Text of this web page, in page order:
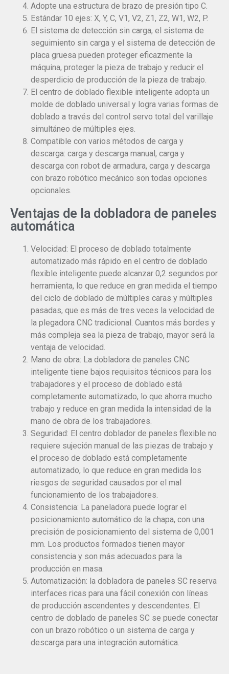
Adopte una estructura de brazo de presión tipo C.
Estándar 10 ejes: X, Y, C, V1, V2, Z1, Z2, W1, W2, P.
El sistema de detección sin carga, el sistema de
seguimiento sin carga y el sistema de detección de
placa gruesa pueden proteger eficazmente la
máquina, proteger la pieza de trabajo y reducir el
desperdicio de producción de la pieza de trabajo.
El centro de doblado flexible inteligente adopta un
molde de doblado universal y logra varias formas de
doblado a través del control servo total del varillaje
simultáneo de múltiples ejes.
Compatible con varios métodos de carga y
descarga: carga y descarga manual, carga y
descarga con robot de armadura, carga y descarga
con brazo robótico mecánico son todas opciones
opcionales.
Ventajas de la dobladora de paneles
automática
Velocidad: El proceso de doblado totalmente
automatizado más rápido en el centro de doblado
flexible inteligente puede alcanzar 0,2 segundos por
herramienta, lo que reduce en gran medida el tiempo
del ciclo de doblado de múltiples caras y múltiples
pasadas, que es más de tres veces la velocidad de
la plegadora CNC tradicional. Cuantos más bordes y
más compleja sea la pieza de trabajo, mayor será la
ventaja de velocidad.
Mano de obra: La dobladora de paneles CNC
inteligente tiene bajos requisitos técnicos para los
trabajadores y el proceso de doblado está
completamente automatizado, lo que ahorra mucho
trabajo y reduce en gran medida la intensidad de la
mano de obra de los trabajadores.
Seguridad: El centro doblador de paneles flexible no
requiere sujeción manual de las piezas de trabajo y
el proceso de doblado está completamente
automatizado, lo que reduce en gran medida los
riesgos de seguridad causados por el mal
funcionamiento de los trabajadores.
Consistencia: La paneladora puede lograr el
posicionamiento automático de la chapa, con una
precisión de posicionamiento del sistema de 0,001
mm. Los productos formados tienen mayor
consistencia y son más adecuados para la
producción en masa.
Automatización: la dobladora de paneles SC reserva
interfaces ricas para una fácil conexión con líneas
de producción ascendentes y descendentes. El
centro de doblado de paneles SC se puede conectar
con un brazo robótico o un sistema de carga y
descarga para una integración automática.